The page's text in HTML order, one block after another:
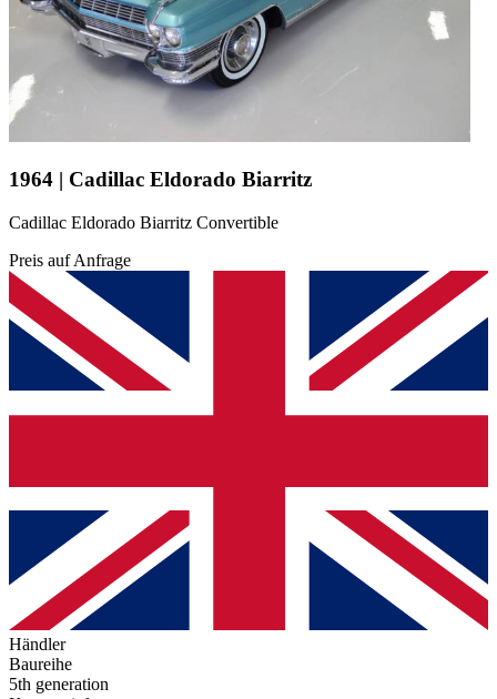
1964 | Cadillac Eldorado Biarritz
Cadillac Eldorado Biarritz Convertible
Preis auf Anfrage
Händler
Baureihe
5th generation